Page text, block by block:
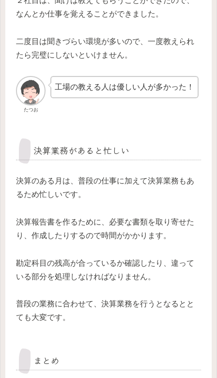
なんとか仕事を覚えることができました。
二度目は聞きづらい環境が多いので、一度教えられ
たら完璧にしないといけません。
たつお
工場の教える人は優しい人が多かった！
決算業務があると忙しい
決算のある月は、普段の仕事に加えて決算業務もあ
るため忙しいです。
決算報告書を作るために、必要な書類を取り寄せた
り、作成したりするので時間がかかります。
勘定科目の残高が合っているか確認したり、違って
いる部分を処理しなければなりません。
普段の業務に合わせて、決算業務を行うとなるとと
ても大変です。
まとめ